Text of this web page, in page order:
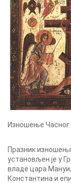
Изношење Часног
Празник
установљен је у
владе цара
Константина и